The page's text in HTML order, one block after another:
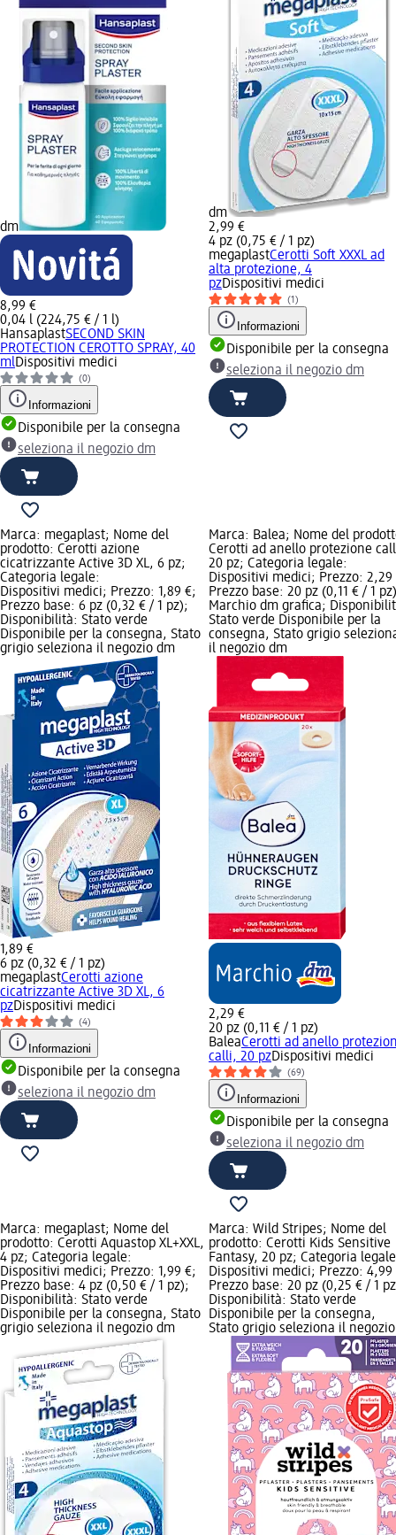
dm
8,99 €
0,04 l (224,75 € / 1 l)
HansaplastSECOND SKIN
PROTECTION CEROTTO SPRAY, 40
mlDispositivi medici
(0)
Informazioni
Disponibile per la consegna
seleziona il negozio dm
dm
2,99 €
4 pz (0,75 € / 1 pz)
megaplastCerotti Soft XXXL ad
alta protezione, 4
pzDispositivi medici
(1)
Informazioni
Disponibile per la consegna
seleziona il negozio dm
Marca: megaplast; Nome del
prodotto: Cerotti azione
cicatrizzante Active 3D XL, 6 pz;
Categoria legale:
Dispositivi medici; Prezzo: 1,89 €;
Prezzo base: 6 pz (0,32 € / 1 pz);
Disponibilità: Stato verde
Disponibile per la consegna, Stato
grigio seleziona il negozio dm
1,89 €
6 pz (0,32 € / 1 pz)
megaplastCerotti azione
cicatrizzante Active 3D XL, 6
pzDispositivi medici
(4)
Informazioni
Disponibile per la consegna
seleziona il negozio dm
Marca: Balea; Nome del
Cerotti ad anello protezione
20 pz; Categoria legale:
Dispositivi medici; Prezzo: 2,29
Prezzo base: 20 pz (0,11 € / 1
Marchio dm grafica;
Stato verde Disponibile per la
consegna, Stato grigio
il negozio dm
2,29 €
20 pz (0,11 € / 1 pz)
BaleaCerotti ad anello
calli, 20 pzDispositivi medici
(69)
Informazioni
Disponibile per la consegna
seleziona il negozio dm
Marca: megaplast; Nome del
prodotto: Cerotti Aquastop XL+XXL,
4 pz; Categoria legale:
Dispositivi medici; Prezzo: 1,99 €;
Prezzo base: 4 pz (0,50 € / 1 pz);
Disponibilità: Stato verde
Disponibile per la consegna, Stato
grigio seleziona il negozio dm
Marca: Wild Stripes; Nome del
prodotto: Cerotti Kids Sensitive
Fantasy, 20 pz; Categoria
Dispositivi medici; Prezzo: 4,99
Prezzo base: 20 pz (0,25 € / 1
Disponibilità: Stato verde
Disponibile per la consegna,
Stato grigio seleziona il negozio